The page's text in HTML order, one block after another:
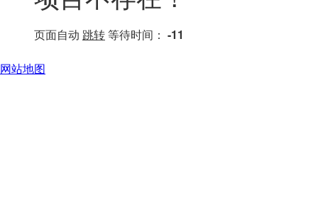
页面自动 跳转等待时间： -11
网站地图